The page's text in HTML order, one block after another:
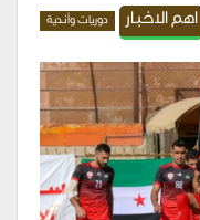
اهم الاخبار دوريات وأندية